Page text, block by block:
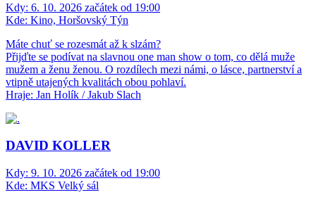
Kdy: 6. 10. 2026 začátek od 19:00
Kde: Kino, Horšovský Týn
Máte chuť se rozesmát až k slzám?
Přijďte se podívat na slavnou one man show o tom, co dělá muže
mužem a ženu ženou. O rozdílech mezi námi, o lásce, partnerství a
vtipně utajených kvalitách obou pohlaví.
Hraje: Jan Holík / Jakub Slach
DAVID KOLLER
Kdy: 9. 10. 2026 začátek od 19:00
Kde: MKS Velký sál